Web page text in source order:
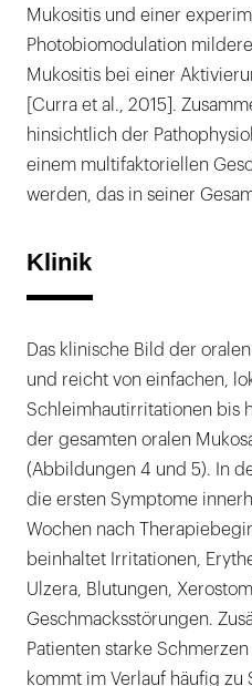
Mukositis und einer
Photobiomodulation
Mukositis bei einer
[Curra et al., 2015].
hinsichtlich der
einem multifaktoriellen
werden, das in seiner
Klinik
Das klinische Bild der
und reicht von einfachen,
Schleimhautirritationen bis
der gesamten oralen
(Abbildungen 4 und 5). In
die ersten Symptome
Wochen nach
beinhaltet Irritationen,
Ulzera, Blutungen,
Geschmacksstörungen.
Patienten starke
kommt im Verlauf häufig zu